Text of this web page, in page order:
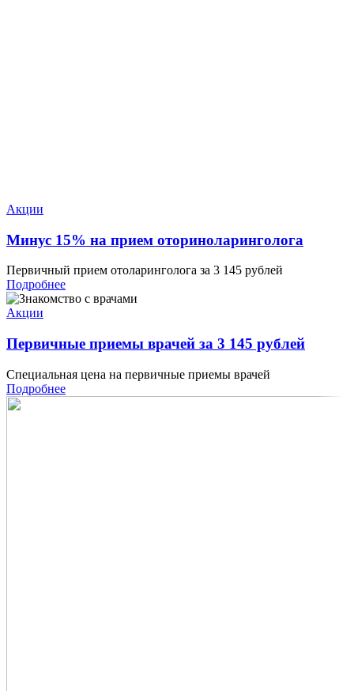
Акции
Минус 15% на прием оториноларинголога
Первичный прием отоларинголога за 3 145 рублей
Подробнее
Акции
Первичные приемы врачей за 3 145 рублей
Специальная цена на первичные приемы врачей
Подробнее